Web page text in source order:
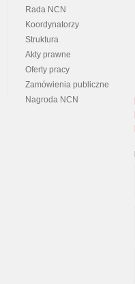
Rada NCN
Koordynatorzy
Struktura
Akty prawne
Oferty pracy
Zamówienia publiczne
Nagroda NCN